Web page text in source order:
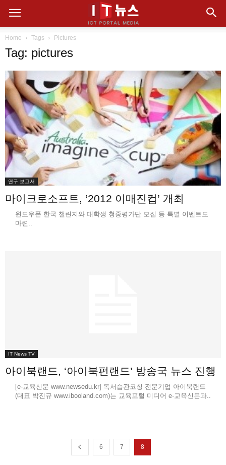
Home Tags Pictures
Tag: pictures
연구 보고서
마이크로소프트, ‘2012 이매진컵’ 개최
윈도우폰 한국 챌린지와 대학생 청중평가단 모집 등 특별 이벤트도
마련..
IT News TV
아이북랜드, ‘아이북펀랜드’ 방송국 뉴스 진행
[e-교육신문 www.newsedu.kr] 독서습관코칭 전문기업 아이북랜드
(대표 박진규 www.ibooland.com)는 교육포털 미디어 e-교육신문과..
6 7 8